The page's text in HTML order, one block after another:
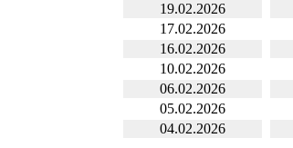
19.02.2026
17.02.2026
16.02.2026
10.02.2026
06.02.2026
05.02.2026
04.02.2026